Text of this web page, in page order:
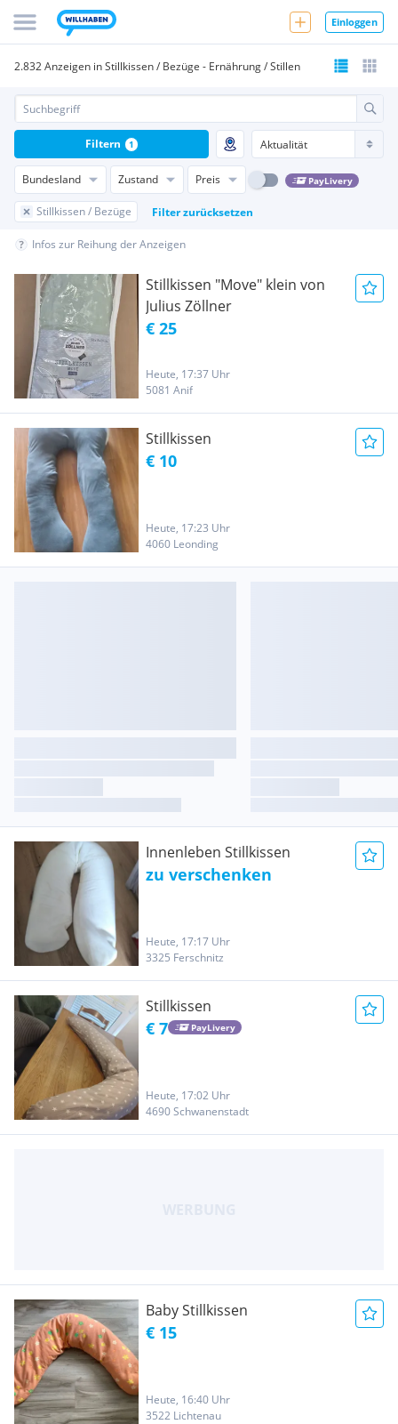
Einloggen
2.832 Anzeigen in Stillkissen / Bezüge - Ernährung / Stillen
Bundesland Zustand Preis PayLivery
Stillkissen / Bezüge Filter zurücksetzen
Filtern 1
Infos zur Reihung der Anzeigen
Stillkissen "Move" klein von
Julius Zöllner
€ 25
Heute, 17:37 Uhr
5081 Anif
Stillkissen
€ 10
Heute, 17:23 Uhr
4060 Leonding
Innenleben Stillkissen
zu verschenken
Heute, 17:17 Uhr
3325 Ferschnitz
Stillkissen
€ 7 PayLivery
Heute, 17:02 Uhr
4690 Schwanenstadt
Baby Stillkissen
€ 15
Heute, 16:40 Uhr
3522 Lichtenau